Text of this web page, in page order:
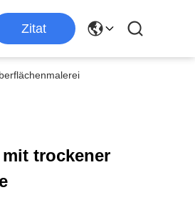
Zitat
trockener